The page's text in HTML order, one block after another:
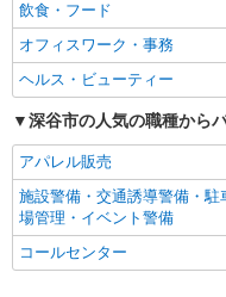
フルタイム歓迎
昼
夜
車通勤OK
社会保険あり
制服貸与
同じ職種から求人を探す
ファ
飲食・フード
オフィスワーク・事務
ヘルス・ビューティー
深谷市の人気の職種から
アパレル販売
施設警備・交通誘導警備・駐
場管理・イベント警備
コールセンター